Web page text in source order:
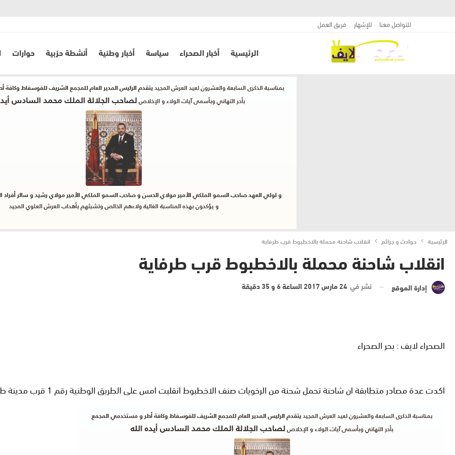
للتواصل معنا للإشهار فريق العمل
الرئيسية أخبار الصحراء سياسة أخبار وطنية أنشطة حزبية حوارات
الرئيسية حوادث و جرائم انقلاب شاحنة محملة بالاخطبوط قرب طرفاية
انقلاب شاحنة محملة بالاخطبوط قرب طرفاية
إدارة الموقع نشر في24 مارس 2017 الساعة 6 و 35 دقيقة
الصحراء لايف : بحر الصحراء
اكدت عدة مصادر متطابقة ان شاحنة تحمل شحنة من الرخويات صنف الاخطبوط انقلبت امس على الطريق الوطنية رقم 1 قرب مدينة طرفاية.